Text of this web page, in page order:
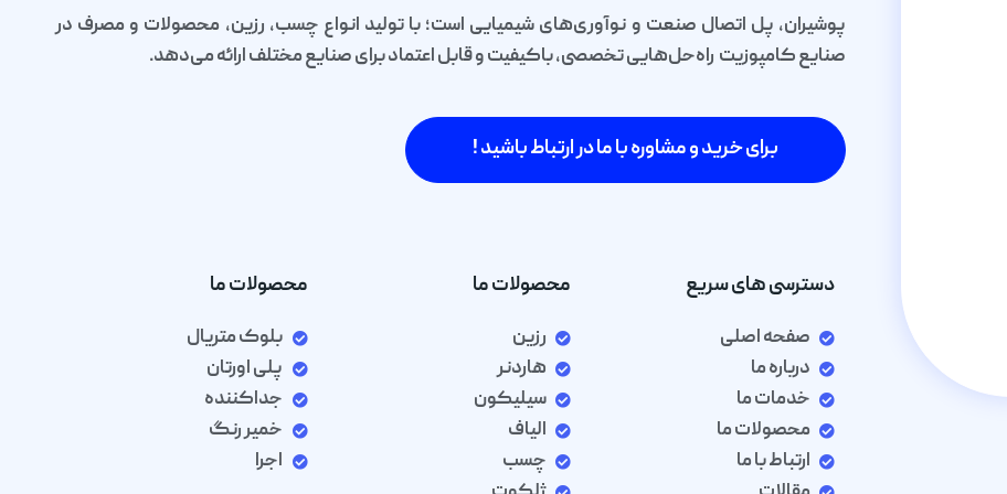
پوشیران، پل اتصال صنعت و نوآوری‌های شیمیایی است؛ با تولید انواع چسب، رزین، محصولات و مصرف در
صنایع کامپوزیت راه‌حل‌هایی تخصصی، باکیفیت و قابل اعتماد برای صنایع مختلف ارائه می‌دهد.
برای خرید و مشاوره با ما در ارتباط باشید !
دسترسی های سریع
صفحه اصلی
درباره ما
خدمات ما
محصولات ما
ارتباط با ما
محصولات ما
رزین
هاردنر
سیلیکون
الیاف
چسب
محصولات ما
بلوک متریال
پلی اورتان
جداکننده
خمیر رنگ
اجرا